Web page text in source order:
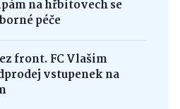
na hřbitovech se
péče
front. FC Vlašim
vstupenek na